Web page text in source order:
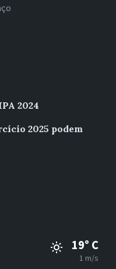
2024
2025 podem
19° C
1 m/s